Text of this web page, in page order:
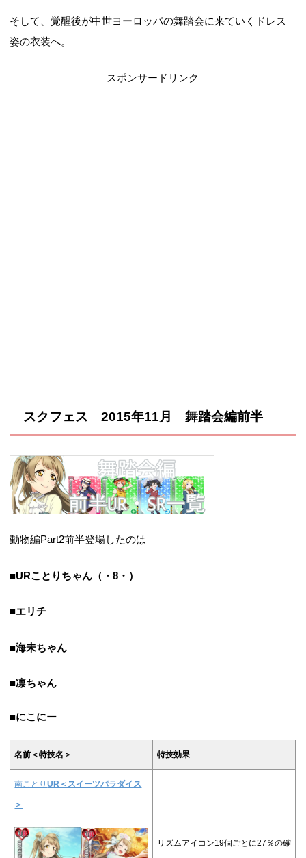
そして、覚醒後が中世ヨーロッパの舞踏会に来ていくドレス
姿の衣装へ。
スポンサードリンク
スクフェス 2015年11月 舞踏会編前半
動物編Part2前半登場したのは
■URことりちゃん（・8・）
■エリチ
■海未ちゃん
■凛ちゃん
■にこにー
名前＜特技名＞ 特技効果
南ことりUR＜ スイーツパラダイス
＞
リズムアイコン19個ごとに27％の確